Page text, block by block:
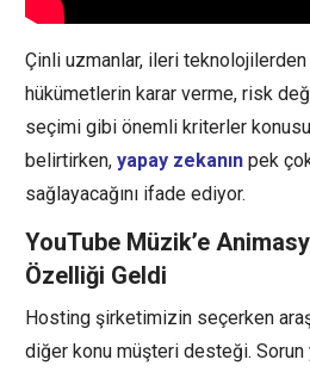
Çinli uzmanlar, ileri teknolojilerden
hükümetlerin karar verme, risk
seçimi gibi önemli kriterler
belirtirken, yapay zekanın pek
sağlayacağını ifade ediyor.
YouTube Müzik’e
Özelliği Geldi
Hosting şirketimizin seçerken
diğer konu müşteri desteği. Sorun